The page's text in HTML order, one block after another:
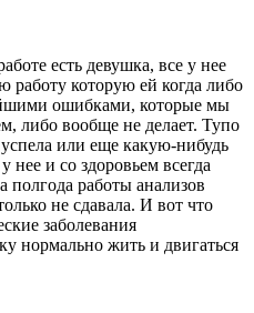
есть девушка, все у нее
работу которую ей когда либо
ошибками, которые мы
либо вообще не делает. Тупо
или еще какую-нибудь
нее и со здоровьем всегда
полгода работы анализов
не сдавала. И вот что
заболевания
нормально жить и двигаться